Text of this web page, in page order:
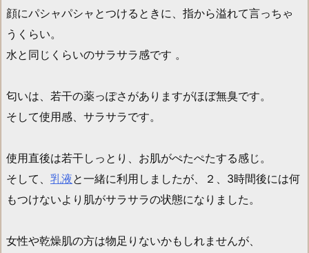
顔にパシャパシャとつけるときに、指から溢れて言っちゃ
うくらい。
水と同じくらいのサラサラ感です 。
匂いは、若干の薬っぽさがありますがほぼ無臭です。
そして使用感、サラサラです。
使用直後は若干しっとり、お肌がぺたぺたする感じ。
そして、 乳液と一緒に利用しましたが、２、3時間後には何
もつけないより肌がサラサラの状態になりました。
女性や乾燥肌の方は物足りないかもしれませんが、